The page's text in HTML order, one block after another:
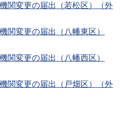
関変更の届出（若松区）（外
関変更の届出（八幡東区）
関変更の届出（八幡西区）
関変更の届出（戸畑区）（外